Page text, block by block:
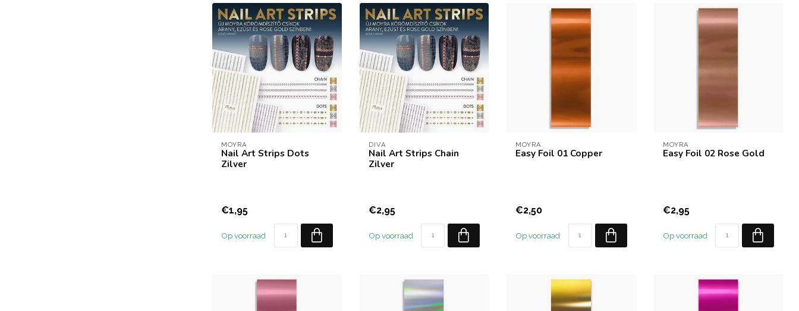
MOYRA
Nail Art Strips Dots
Zilver
€1,95
Op voorraad
DIVA
Nail Art Strips Chain
Zilver
€2,95
Op voorraad
MOYRA
Easy Foil 01 Copper
€2,50
Op voorraad
MOYRA
Easy Foil 02 Rose Gold
€2,95
Op voorraad